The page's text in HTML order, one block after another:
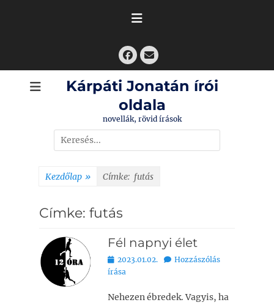
Facebook
Email
Kárpáti Jonatán írói
oldala
novellák, rövid írások
Search
for:
Kezdőlap » Címke: futás
Címke: futás
Fél napnyi élet
Bejegyezve
2023.01.02.
Hozzászólás
írása
Nehezen ébredek. Vagyis, ha